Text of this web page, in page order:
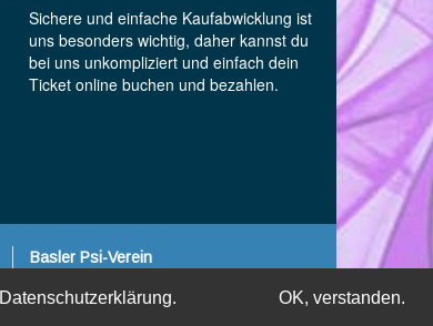
Datenschutzerklärung. OK, verstanden.
Sichere und einfache Kaufabwicklung ist
uns besonders wichtig, daher kannst du
bei uns unkompliziert und einfach dein
Ticket online buchen und bezahlen.
Basler Psi-Verein
CH-4054 Basel